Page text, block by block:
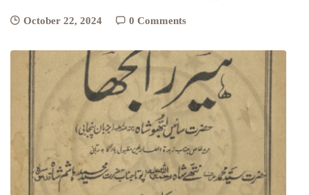
October 22, 2024 0 Comments